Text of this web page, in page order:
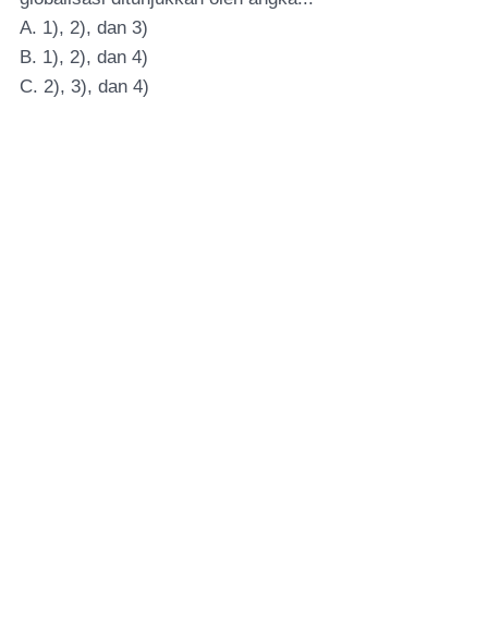
A. 1), 2), dan 3)
B. 1), 2), dan 4)
C. 2), 3), dan 4)